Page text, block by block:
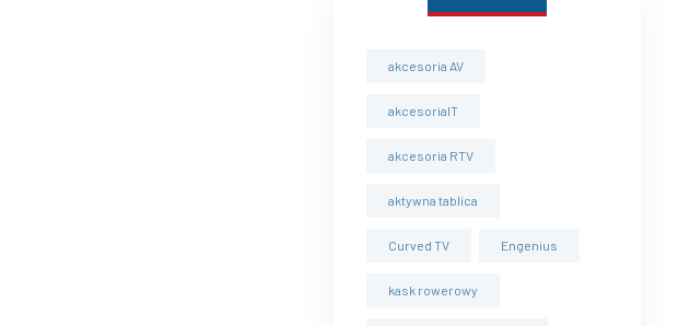
akcesoria AV
akcesoriaIT
akcesoria RTV
aktywna tablica
Curved TV Engenius
kask rowerowy